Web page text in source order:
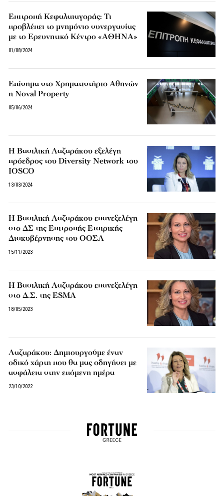
Επιτροπή Κεφαλαιαγοράς: Τι
προβλέπει το μνημόνιο συνεργασίας
με το Ερευνητικό Κέντρο «ΑΘΗΝΑ»
01/08/2024
Επίσημα στο Χρηματιστήριο Αθηνών
η Noval Property
05/06/2024
Η Βασιλική Λαζαράκου εξελέγη
πρόεδρος του Diversity Network του
IOSCO
13/03/2024
Η Βασιλική Λαζαράκου επανεξελέγη
στο ΔΣ της Επιτροπής Εταιρικής
Διακυβέρνησης του ΟΟΣΑ
15/11/2023
Η Βασιλική Λαζαράκου επανεξελέγη
στο Δ.Σ. της ESMA
18/05/2023
Λαζαράκου: Δημιουργούμε έναν
οδικό χάρτη που θα μας οδηγήσει με
ασφάλεια στην επόμενη ημέρα
23/10/2022